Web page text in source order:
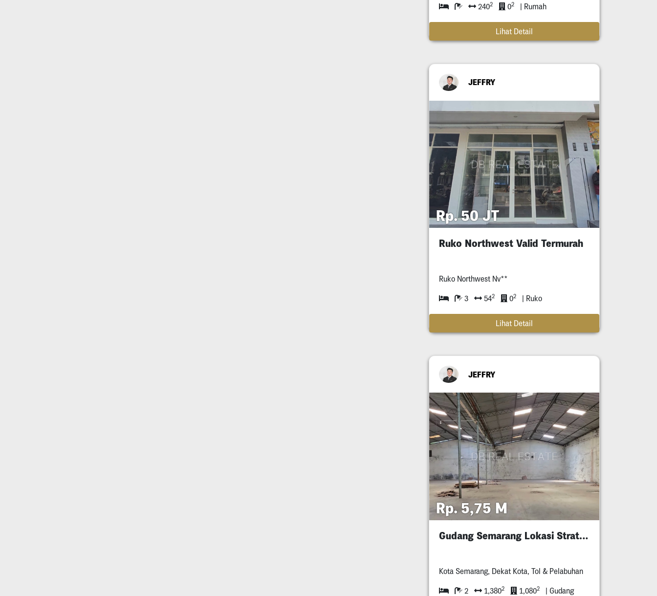
2402 02 | Rumah
Lihat Detail
JEFFRY
Rp. 50 JT
Ruko Northwest Valid Termurah
Ruko Northwest Nv**
3 542 02 | Ruko
Lihat Detail
JEFFRY
Rp. 5,75 M
Gudang Semarang Lokasi Strategis Dekat Tol
Kota Semarang, Dekat Kota, Tol & Pelabuhan
2 1,3802 1,0802 | Gudang